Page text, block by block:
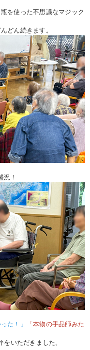
を使った不思議なマジック
どん続きます。
況！
た！」
「本物の手品師みた
をいただきました。